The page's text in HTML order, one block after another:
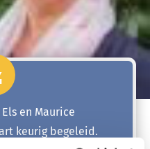
en Maurice
keurig begeleid.